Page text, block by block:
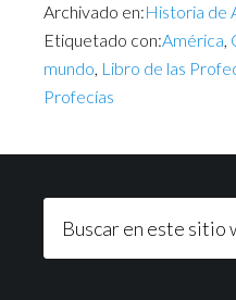
Archivado en:Historia de
Etiquetado con:América,
mundo, Libro de las
Profecías